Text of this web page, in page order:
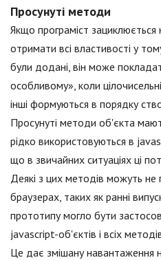
Просунуті методи
Якщо програміст зациклюється
отримати всі властивості у
були додані, він може
особливому», коли
інші формуються в порядку
Просунуті методи об'єкта
рідко використовуються в
що в звичайних ситуаціях ці
Деякі з цих методів можуть
браузерах, таких як ранні
прототипу могло бути
jаvascript-об'єктів і всіх
Це дає змішану навантаження